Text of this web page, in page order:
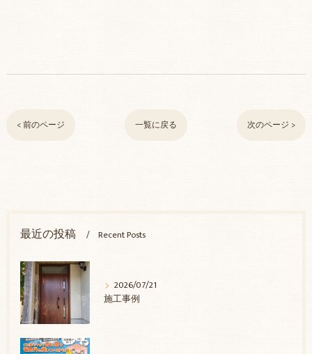
< 前のページ 一覧に戻る 次のページ >
最近の投稿 Recent Posts
2026/07/21
施工事例